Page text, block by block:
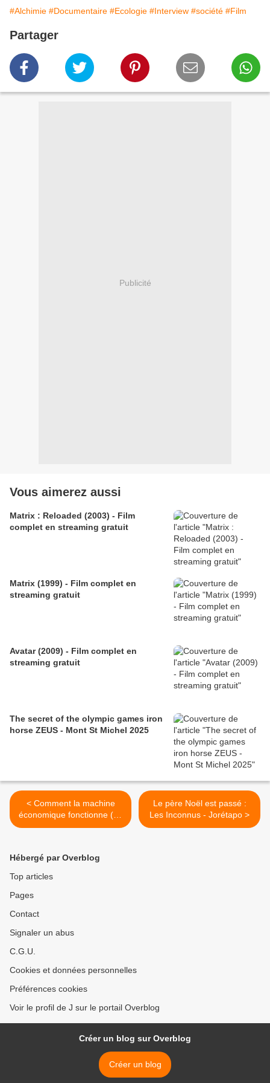
#Alchimie #Documentaire #Ecologie #Interview #société #Film
Partager
Publicité
Vous aimerez aussi
Matrix : Reloaded (2003) - Film
complet en streaming gratuit
Matrix (1999) - Film complet en
streaming gratuit
Avatar (2009) - Film complet en
streaming gratuit
The secret of the olympic games iron
horse ZEUS - Mont St Michel 2025
< Comment la machine
économique fonctionne (en
30 minutes) par Ray Dalio!
Le père Noël est passé :
Les Inconnus - Jorétapo >
Hébergé par Overblog
Top articles
Pages
Contact
Signaler un abus
C.G.U.
Cookies et données personnelles
Préférences cookies
Voir le profil de J sur le portail Overblog
Créer un blog sur Overblog
Créer un blog